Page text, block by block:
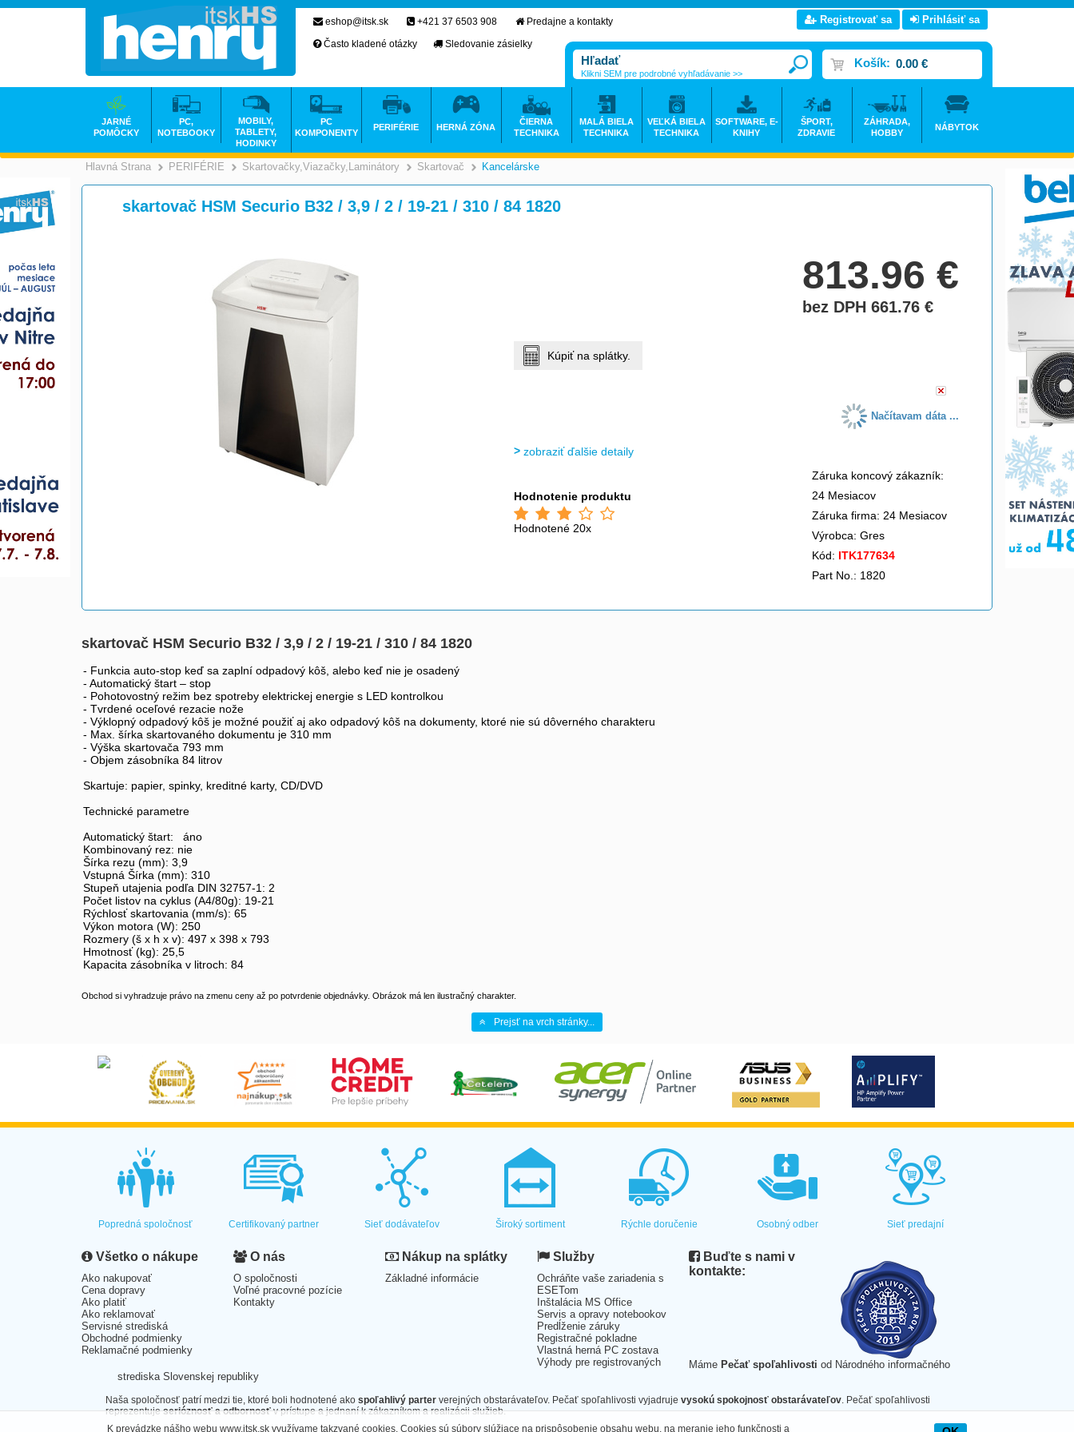
Hlavná Strana >
PERIFÉRIE >
Skartovačky,Viazačky,Laminátory >
Skartovač >
Kancelárske
skartovač HSM Securio B32 / 3,9 / 2 / 19-21 / 310 / 84 1820
813.96€
bez DPH 661.76€
Kúpiť na splátky.
Načítavam dáta ...
zobraziť ďalšie detaily
Hodnotenie produktu
Hodnotené 20x
Záruka koncový zákazník:
24 Mesiacov
Záruka firma: 24 Mesiacov
Výrobca: Gres
Kód: ITK177634
Part No.: 1820
skartovač HSM Securio B32 / 3,9 / 2 / 19-21 / 310 / 84 1820
- Funkcia auto-stop keď sa zaplní odpadový kôš, alebo keď nie je osadený
- Automatický štart – stop
- Pohotovostný režim bez spotreby elektrickej energie s LED kontrolkou
- Tvrdené oceľové rezacie nože
- Výklopný odpadový kôš je možné použiť aj ako odpadový kôš na dokumenty, ktoré nie sú dôverného charakteru
- Max. šírka skartovaného dokumentu je 310 mm
- Výška skartovača 793 mm
- Objem zásobníka 84 litrov
Skartuje: papier, spinky, kreditné karty, CD/DVD
Technické parametre
Automatický štart: áno
Kombinovaný rez: nie
Šírka rezu (mm): 3,9
Vstupná Šírka (mm): 310
Stupeň utajenia podľa DIN 32757-1: 2
Počet listov na cyklus (A4/80g): 19-21
Rýchlosť skartovania (mm/s): 65
Výkon motora (W): 250
Rozmery (š x h x v): 497 x 398 x 793
Hmotnosť (kg): 25,5
Kapacita zásobníka v litroch: 84
Obchod si vyhradzuje právo na zmenu ceny až po potvrdenie objednávky. Obrázok má len ilustračný charakter.
Prejsť na vrch stránky...
eshop@itsk.sk +421 37 6503 908
Predajne a kontakty
Často kladené otázky
Sledovanie zásielky
Registrovať sa Prihlásiť sa
Košík: 0.00 €
Klikni SEM pre podrobné vyhľadávanie >>
JARNÉ
POMÔCKY
PC,
NOTEBOOKY
MOBILY,
TABLETY,
HODINKY
PC
KOMPONENTY
PERIFÉRIE HERNÁ ZÓNA
ČIERNA
TECHNIKA
MALÁ BIELA
TECHNIKA
VEĽKÁ BIELA
TECHNIKA
SOFTWARE, E-
KNIHY
ŠPORT,
ZDRAVIE
ZÁHRADA,
HOBBY
NÁBYTOK
Popredná spoločnosť Certifikovaný partner Sieť dodávateľov Široký sortiment Rýchle doručenie Osobný odber Sieť predajní
Všetko o nákupe
Ako nakupovať
Cena dopravy
Ako platiť
Ako reklamovať
Servisné strediská
Obchodné podmienky
Reklamačné podmienky
O nás
O spoločnosti
Voľné pracovné pozície
Kontakty
Nákup na splátky
Základné informácie
Služby
Ochráňte vaše zariadenia s
ESETom
Inštalácia MS Office
Servis a opravy notebookov
Predĺženie záruky
Registračné pokladne
Vlastná herná PC zostava
Výhody pre registrovaných
Buďte s nami v
kontakte:
Máme Pečať spoľahlivosti od Národného informačného
strediska Slovenskej republiky
Naša spoločnosť patrí medzi tie, ktoré boli hodnotené ako spoľahlivý parter verejných obstarávateľov. Pečať spoľahlivosti vyjadruje vysokú spokojnosť obstarávateľov. Pečať spoľahlivosti
reprezentujeserióznosť a odbornosťv prístupe a jednaní k zákazníkom a realizácii služieb.
K prevádzke nášho webu www.itsk.sk využívame takzvané cookies. Cookies sú súbory slúžiace na prispôsobenie obsahu webu, na meranie jeho funkčnosti a